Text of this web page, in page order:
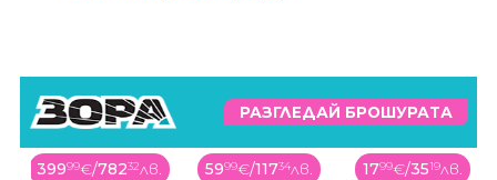
РАЗГЛЕДАЙ БРОШУРАТА
39999€/78232лв. 5999€/11734лв. 1799€/3519лв.